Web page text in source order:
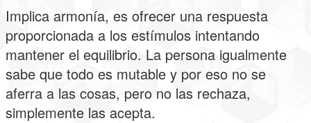
Implica armonía, es ofrecer una respuesta
proporcionada a los estímulos intentando
mantener el equilibrio. La persona igualmente
sabe que todo es mutable y por eso no se
aferra a las cosas, pero no las rechaza,
simplemente las acepta.